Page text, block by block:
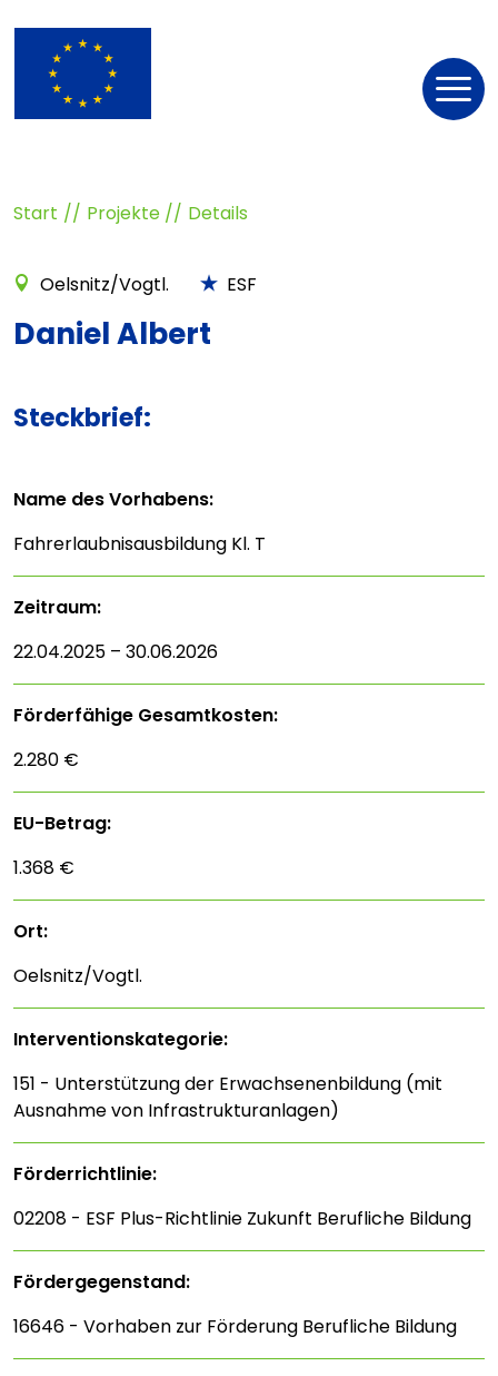
Start Projekte Details
Oelsnitz/Vogtl. ESF
Daniel Albert
Steckbrief:
Name des Vorhabens:
Fahrerlaubnisausbildung Kl. T
Zeitraum:
22.04.2025 – 30.06.2026
Förderfähige Gesamtkosten:
2.280 €
EU-Betrag:
1.368 €
Ort:
Oelsnitz/Vogtl.
Interventions­kategorie:
151 - Unterstützung der Erwachsenenbildung (mit
Ausnahme von Infrastrukturanlagen)
Förderrichtlinie:
02208 - ESF Plus-Richtlinie Zukunft Berufliche Bildung
Fördergegenstand:
16646 - Vorhaben zur Förderung Berufliche Bildung